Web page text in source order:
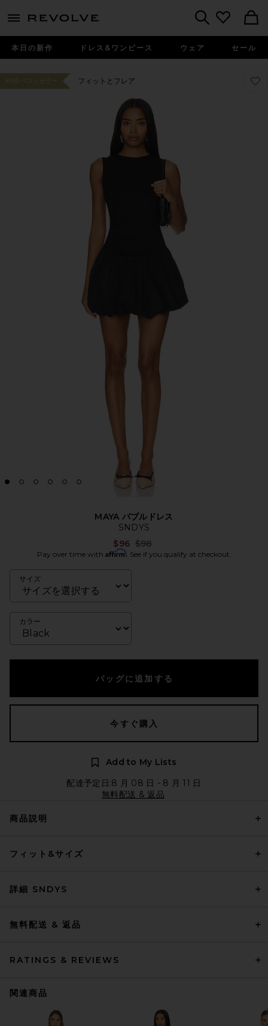
menu - shows more content
本日の新作 ドレス&ワンピース ウェア セール
#195 ベストセラー フィットとフレア お気
お気
MAYA バブルドレス
SNDYS
$96 Previous price:
$98
Pay over time with Affirm. See if you qualify at checkout.
サイズ
カラー
バッグに追加する
今すぐ購入
Add to My Lists
配達予定日:8 月 08 日 - 8 月 11 日
無料配送 & 返品
商品説明
フィット&サイズ
詳細 SNDYS
無料配送 & 返品
RATINGS & REVIEWS
関連商品